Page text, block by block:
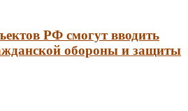
РФ смогут вводить
обороны и защиты